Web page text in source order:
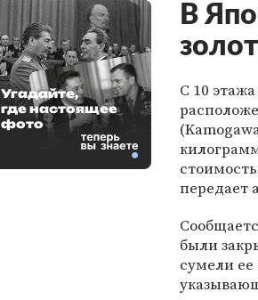
В
С 10
передает
были
сумели
Угадайте,
где настоящее
фото